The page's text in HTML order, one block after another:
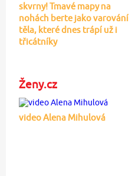
skvrny! Tmavé mapy na
nohách berte jako varování
těla, které dnes trápí už i
třicátníky
Ženy.cz
video Alena Mihulová